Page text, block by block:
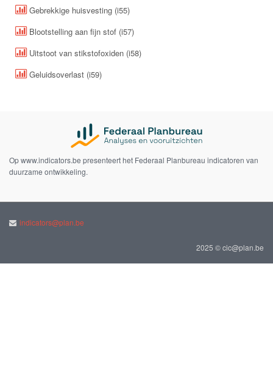
Gebrekkige huisvesting (i55)
Blootstelling aan fijn stof (i57)
Uitstoot van stikstofoxiden (i58)
Geluidsoverlast (i59)
Op www.indicators.be presenteert het Federaal Planbureau indicatoren van
duurzame ontwikkeling.
indicators@plan.be
2025 © cic@plan.be